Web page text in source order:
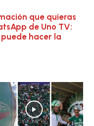
que quieras
de Uno TV:
puede hacer la